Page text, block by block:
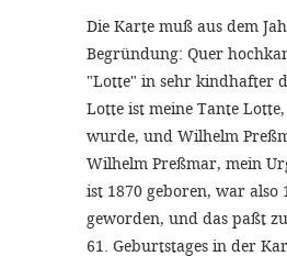
Die Karte muß aus dem
Begründung: Quer
"Lotte" in sehr kindhafter
Lotte ist meine Tante
wurde, und Wilhelm
Wilhelm Preßmar, mein
ist 1870 geboren, war also
geworden, und das paßt
61. Geburtstages in der